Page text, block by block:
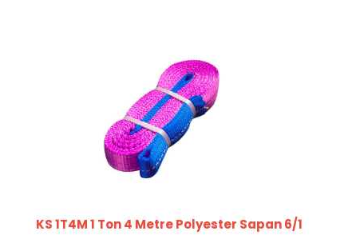
KS 1T4M 1 Ton 4 Metre Polyester Sapan 6/1